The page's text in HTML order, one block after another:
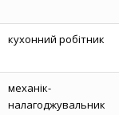
кухонний робітник
механік-
налагоджувальник